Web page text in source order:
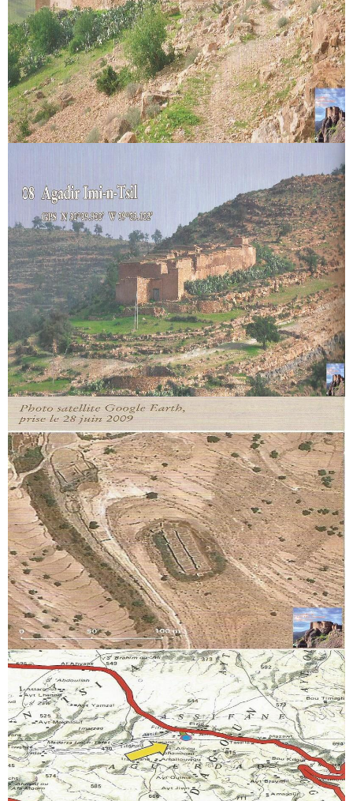
Circuits touristiques
Tourisme
Régions
Hotels
Evenements
Contact